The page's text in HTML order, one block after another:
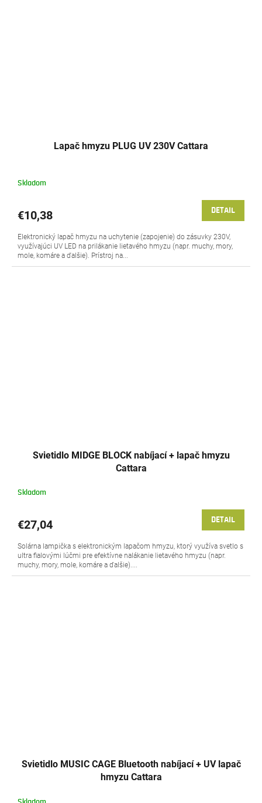
Lapač hmyzu PLUG UV 230V Cattara
Skladom
€10,38 DETAIL
Elektronický lapač hmyzu na uchytenie (zapojenie) do zásuvky 230V,
využívajúci UV LED na prilákanie lietavého hmyzu (napr. muchy, mory,
mole, komáre a ďalšie). Prístroj na...
Svietidlo MIDGE BLOCK nabíjací + lapač hmyzu
Cattara
Skladom
€27,04 DETAIL
Solárna lampička s elektronickým lapačom hmyzu, ktorý využíva svetlo s
ultra fialovými lúčmi pre efektívne nalákanie lietavého hmyzu (napr.
muchy, mory, mole, komáre a ďalšie)....
Svietidlo MUSIC CAGE Bluetooth nabíjací + UV lapač
hmyzu Cattara